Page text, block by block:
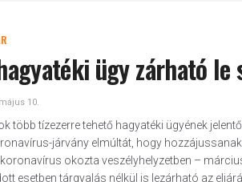
ügy zárható
10.
több tízezerre tehető hagyatéki ügyének
járvány elmúltát, hogy
okozta veszélyhelyzetben –
esetben tárgyalás nélkül is lezárható az